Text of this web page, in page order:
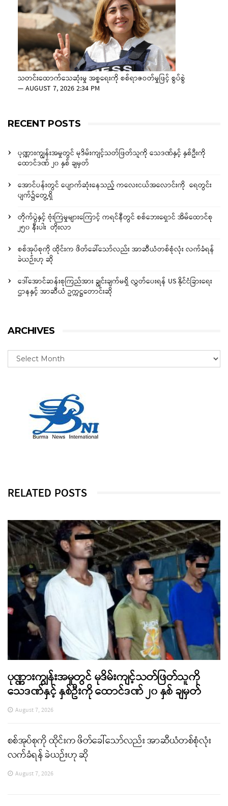
သတင်းထောက်သေဆုံးမှု အစ္စရေးကို စစ်ရာဇဝတ်မှုဖြင့် စွပ်စွဲ
—AUGUST 7, 2026 2:34 PM
RECENT POSTS
ပုဏ္ဏားကျွန်းအမှုတွင် မုဒိမ်းကျင့်သတ်ဖြတ်သူကို သေဒဏ်နှင့် နှစ်ဦးကို
ထောင်ဒဏ် ၂၀ နှစ် ချမှတ်
အောင်ပန်းတွင် ပျောက်ဆုံးနေသည့် ကလေးငယ်အလောင်းကို ရေတွင်း
ပျက်၌တွေ့ရှိ
တိုက်ပွဲနှင့် ဗုံးကြဲမှုများကြောင့် ကရင်နီတွင် စစ်ဘေးရှောင် အိမ်ထောင်စု
၂၅၀ နီးပါး တိုးလာ
စစ်အုပ်စုကို ထိုင်းက ဖိတ်ခေါ်သော်လည်း အာဆီယံတစ်စုံလုံး လက်ခံရန်
ခဲယဉ်းဟု ဆို
ဒေါ်အောင်ဆန်းစုကြည်အား ချွင်းချက်မရှိ လွှတ်ပေးရန် US နိုင်ငံခြားရေး
ဌာနနှင့် အာဆီယံ ဥက္ကဋ္ဌတောင်းဆို
ARCHIVES
RELATED POSTS
ပုဏ္ဏားကျွန်းအမှုတွင် မုဒိမ်းကျင့်သတ်ဖြတ်သူကို
သေဒဏ်နှင့် နှစ်ဦးကို ထောင်ဒဏ် ၂၀ နှစ် ချမှတ်
August 7, 2026
စစ်အုပ်စုကို ထိုင်းက ဖိတ်ခေါ်သော်လည်း အာဆီယံတစ်စုံလုံး
လက်ခံရန် ခဲယဉ်းဟု ဆို
August 7, 2026